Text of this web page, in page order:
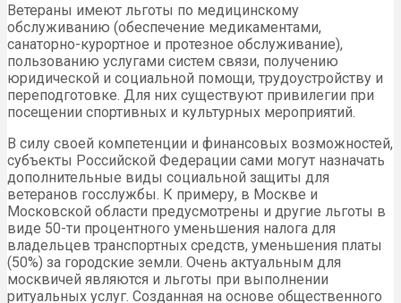
Ветераны имеют льготы по медицинскому
обслуживанию (обеспечение медикаментами,
санаторно-курортное и протезное обслуживание),
пользованию услугами систем связи, получению
юридической и социальной помощи, трудоустройству и
переподготовке. Для них существуют привилегии при
посещении спортивных и культурных мероприятий.
В силу своей компетенции и финансовых возможностей,
субъекты Российской Федерации сами могут назначать
дополнительные виды социальной защиты для
ветеранов госслужбы. К примеру, в Москве и
Московской области предусмотрены и другие льготы в
виде 50-ти процентного уменьшения налога для
владельцев транспортных средств, уменьшения платы
(50%) за городские земли. Очень актуальным для
москвичей являются и льготы при выполнении
ритуальных услуг. Созданная на основе общественного